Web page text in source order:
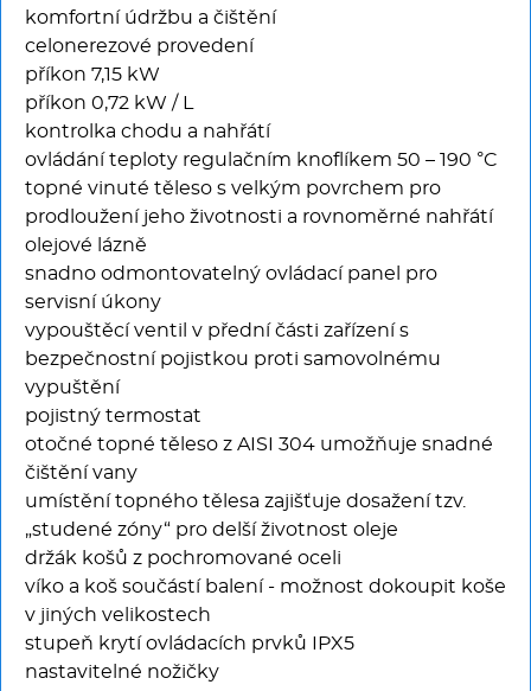
BAZAR
komfortní údržbu a čištění
celonerezové provedení
příkon 7,15 kW
příkon 0,72 kW / L
kontrolka chodu a nahřátí
ovládání teploty regulačním knoflíkem 50 – 190 °C
topné vinuté těleso s velkým povrchem pro
prodloužení jeho životnosti a rovnoměrné nahřátí
olejové lázně
snadno odmontovatelný ovládací panel pro
servisní úkony
vypouštěcí ventil v přední části zařízení s
bezpečnostní pojistkou proti samovolnému
vypuštění
pojistný termostat
otočné topné těleso z AISI 304 umožňuje snadné
čištění vany
umístění topného tělesa zajišťuje dosažení tzv.
„studené zóny“ pro delší životnost oleje
držák košů z pochromované oceli
víko a koš součástí balení - možnost dokoupit koše
v jiných velikostech
stupeň krytí ovládacích prvků IPX5
nastavitelné nožičky